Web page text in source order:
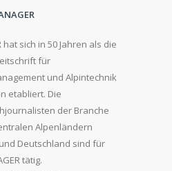
hat sich in 50 Jahren als die
für
und Alpintechnik
etabliert. Die
der Branche
Alpenländern
Deutschland sind für
tätig.